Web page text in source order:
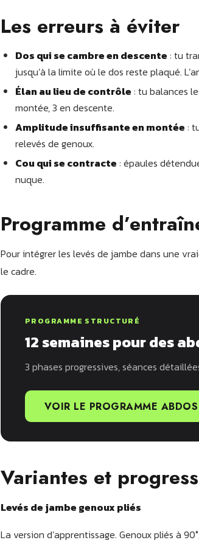
Les erreurs à éviter
Dos qui se cambre en descente : tu
jusqu’à la limite où le dos reste plaqué.
Élan au lieu de contrôle : tu balances
montée, 3 en descente.
Amplitude insuffisante en montée :
relevés de genoux.
Cou qui se contracte : épaules
nuque.
Programme
Pour intégrer les levés de jambe dans une
le cadre.
PROGRAMME STRUCTURÉ
12 semaines pour des
3 phases progressives, séances
VOIR LE PROGRAMME ABDOS
Variantes et
Levés de jambe genoux pliés
La version d’apprentissage. Genoux pliés à